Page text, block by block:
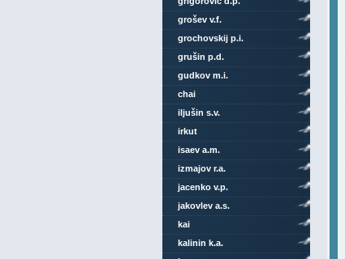
grošev v.f.
grochovskij p.i.
grušin p.d.
gudkov m.i.
chai
iljušin s.v.
irkut
isaev a.m.
izmajov r.a.
jacenko v.p.
jakovlev a.s.
kai
kalinin k.a.